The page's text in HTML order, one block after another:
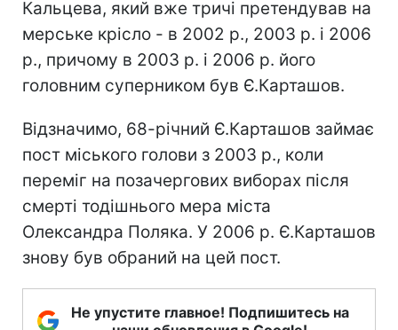
Кальцева, який вже тричі претендував на
мерське крісло - в 2002 р., 2003 р. і 2006
р., причому в 2003 р. і 2006 р. його
головним суперником був Є.Карташов.
Відзначимо, 68-річний Є.Карташов займає
пост міського голови з 2003 р., коли
переміг на позачергових виборах після
смерті тодішнього мера міста
Олександра Поляка. У 2006 р. Є.Карташов
знову був обраний на цей пост.
Не упустите главное! Подпишитесь на